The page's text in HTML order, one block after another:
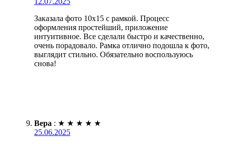
Заказала фото 10х15 с рамкой. Процесс
оформления простейший, приложение
интуитивное. Все сделали быстро и качественно,
очень порадовало. Рамка отлично подошла к фото,
выглядит стильно. Обязательно воспользуюсь
снова!
Вера : ★ ★ ★ ★ ★
25.06.2025